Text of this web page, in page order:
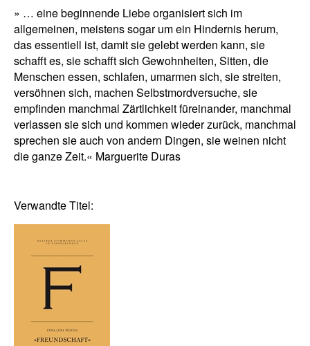
» … eine beginnende Liebe organisiert sich im
allgemeinen, meistens sogar um ein Hindernis herum,
das essentiell ist, damit sie gelebt werden kann, sie
schafft es, sie schafft sich Gewohnheiten, Sitten, die
Menschen essen, schlafen, umarmen sich, sie streiten,
versöhnen sich, machen Selbstmordversuche, sie
empfinden manchmal Zärtlichkeit füreinander, manchmal
verlassen sie sich und kommen wieder zurück, manchmal
sprechen sie auch von andern Dingen, sie weinen nicht
die ganze Zeit.« Marguerite Duras
Verwandte Titel: